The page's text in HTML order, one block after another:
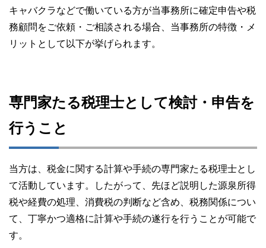
キャバクラなどで働いている方が当事務所に確定申告や税
務顧問をご依頼・ご相談される場合、当事務所の特徴・メ
リットとして以下が挙げられます。
専門家たる税理士として検討・申告を
行うこと
当方は、税金に関する計算や手続の専門家たる税理士とし
て活動しています。したがって、先ほど説明した源泉所得
税や経費の処理、消費税の判断など含め、税務関係につい
て、丁寧かつ適格に計算や手続の遂行を行うことが可能で
す。